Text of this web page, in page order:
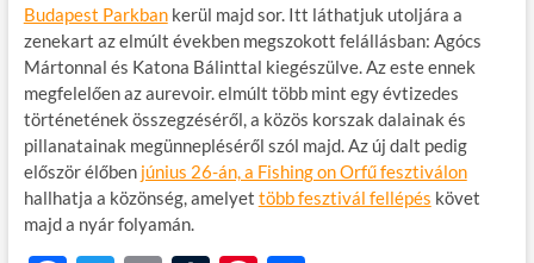
Budapest Parkbankerül majd sor. Itt láthatjuk utoljára a
zenekart az elmúlt években megszokott felállásban: Agócs
Mártonnal és Katona Bálinttal kiegészülve. Az este ennek
megfelelően az aurevoir. elmúlt több mint egy évtizedes
történetének összegzéséről, a közös korszak dalainak és
pillanatainak megünnepléséről szól majd. Az új dalt pedig
először élőben június 26-án, a Fishing on Orfű fesztiválon
hallhatja a közönség, amelyet több fesztivál fellépés követ
majd a nyár folyamán.